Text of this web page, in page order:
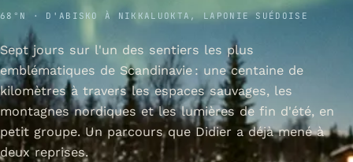
68°N · D'ABISKO À NIKKALUOKTA, LAPONIE SUÉDOISE
Sept jours sur l'un des sentiers les plus
emblématiques de Scandinavie : une centaine de
kilomètres à travers les espaces sauvages, les
montagnes nordiques et les lumières de fin d'été, en
petit groupe. Un parcours que Didier a déjà mené à
deux reprises.